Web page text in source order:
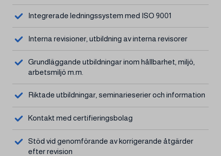
Integrerade ledningssystem med ISO 9001
Interna revisioner, utbildning av interna revisorer
Grundläggande utbildningar inom hållbarhet, miljö,
arbetsmiljö m.m.
Riktade utbildningar, seminarieserier och information
Kontakt med certifieringsbolag
Stöd vid genomförande av korrigerande åtgärder
efter revision